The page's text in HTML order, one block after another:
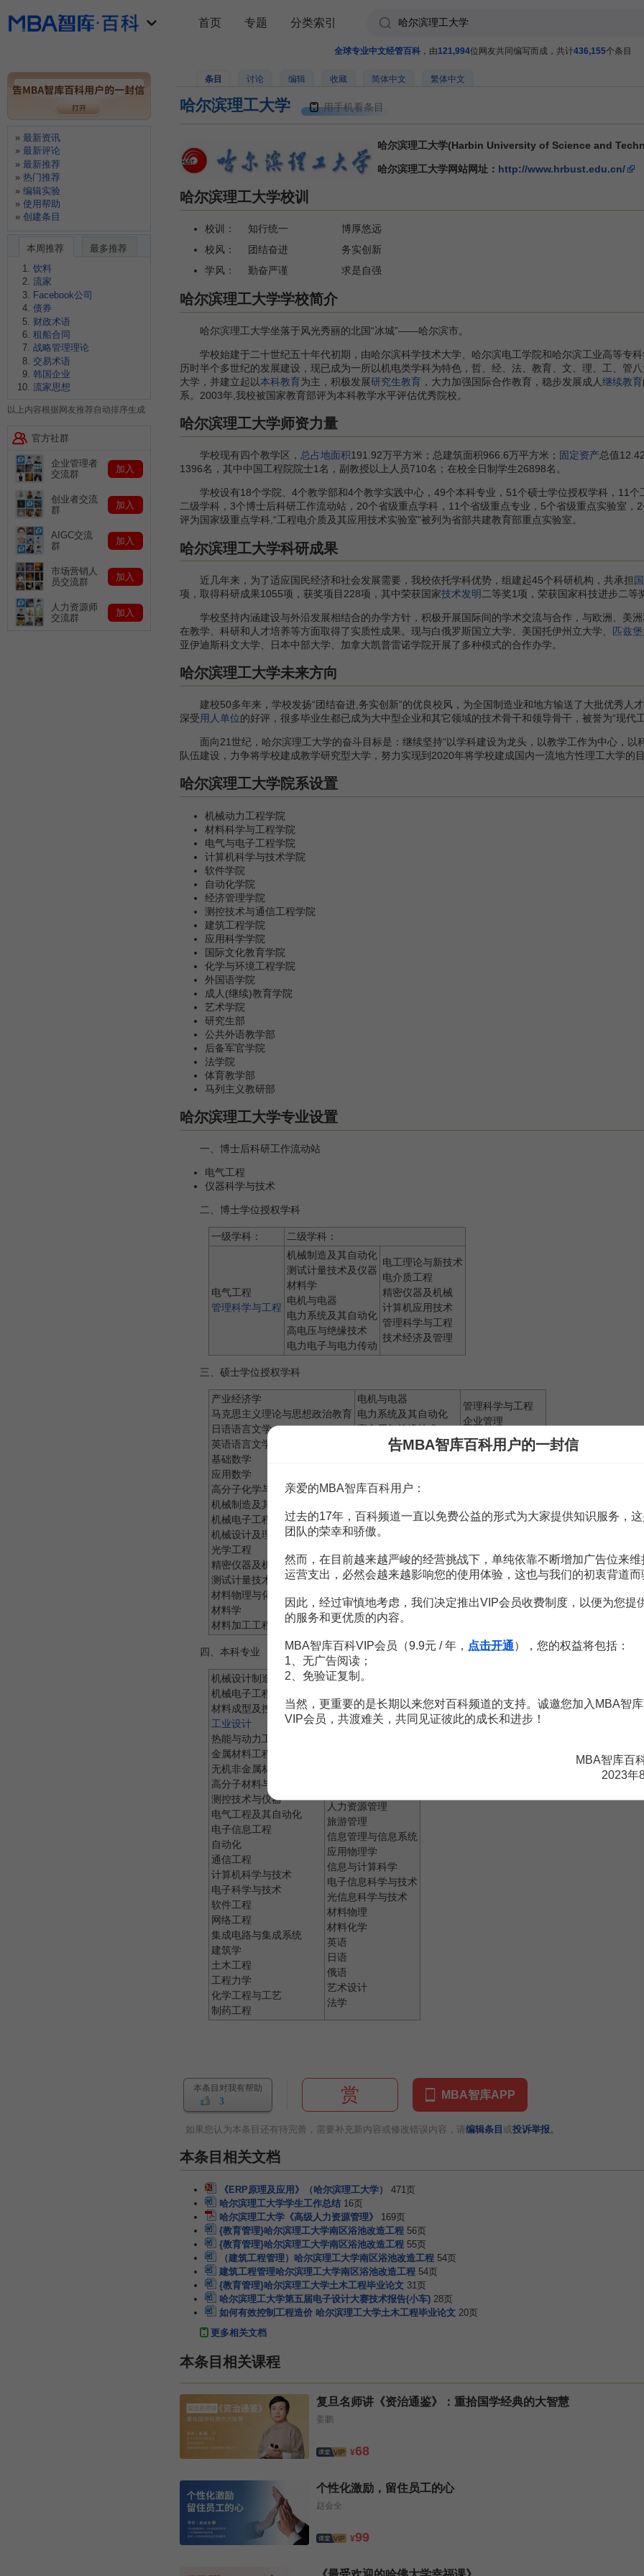
全球专业中文经管百科 ，由121,994位网友共同编写而成，共计436,155个条目
条目 讨论 编辑 收藏 简体中文 繁体中文
哈尔滨理工大学 用手机看条目
哈尔滨理工大学(Harbin University of Science and
哈尔滨理工大学网站网址： http://www.hrbust.edu.cn/
哈尔滨理工大学校训
校训： 知行统一 博厚悠远
校风： 团结奋进 务实创新
学风： 勤奋严谨 求是自强
哈尔滨理工大学学校简介
哈尔滨理工大学坐落于风光秀丽的北国“冰城”——哈尔滨市。
学校始建于二十世纪五十年代初期，由哈尔滨科学技术大学、哈尔滨电工学院和哈尔滨工业高等专科
历时半个多世纪的发展建设，现已成为一所以机电类学科为特色，哲、经、法、教育、文、理、工、管
大学，并建立起以本科教育为主，积极发展研究生教育 ，大力加强国际合作教育，稳步发展成人 继续教育
系。2003年,我校被国家教育部评为本科教学水平评估优秀院校。
哈尔滨理工大学师资力量
学校现有四个教学区， 总占地面积191.92万平方米；总建筑面积966.6万平方米； 固定资产总值
1396名，其中中国工程院院士1名，副教授以上人员710名；在校全日制学生26898名。
学校设有18个学院、4个教学部和4个教学实践中心，49个本科专业，51个硕士学位授权学科，11个
二级学科，3个博士后科研工作流动站，20个省级重点学科，11个省级重点专业，5个省级重点实验室，
评为国家级重点学科,“工程电介质及其应用技术实验室”被列为省部共建教育部重点实验室。
哈尔滨理工大学科研成果
近几年来，为了适应国民经济和社会发展需要，我校依托学科优势，组建起45个科研机构，共承担
项，取得科研成果1055项，获奖项目228项，其中荣获国家技术发明 二等奖1项，荣获国家科技进步二等
学校坚持内涵建设与外沿发展相结合的办学方针，积极开展国际间的学术交流与合作，与欧洲、美洲
在教学、科研和人才培养等方面取得了实质性成果。现与白俄罗斯国立大学、美国托伊州立大学、
匹兹
亚伊迪斯科文大学、日本中部大学、加拿大凯普雷诺学院开展了多种模式的合作办学。
哈尔滨理工大学未来方向
建校50多年来，学校发扬“团结奋进,务实创新”的优良校风，为全国制造业和地方输送了大批优秀人
深受用人单位的好评，很多毕业生都已成为大中型企业和其它领域的技术骨干和领导骨干，被誉为“现代工
面向21世纪，哈尔滨理工大学的奋斗目标是：继续坚持“以学科建设为龙头，以教学工作为中心，以
队伍建设，力争将学校建成教学研究型大学，努力实现到2020年将学校建成国内一流地方性理工大学的目
哈尔滨理工大学院系设置
机械动力工程学院
材料科学与工程学院
电气与电子工程学院
计算机科学与技术学院
软件学院
自动化学院
经济管理学院
测控技术与通信工程学院
建筑工程学院
应用科学学院
国际文化教育学院
化学与环境工程学院
外国语学院
成人(继续)教育学院
艺术学院
研究生部
公共外语教学部
后备军官学院
法学院
体育教学部
马列主义教研部
哈尔滨理工大学专业设置
一、博士后科研工作流动站
电气工程
仪器科学与技术
二、博士学位授权学科
一级学科： 二级学科：
电气工程
管理科学与工程
机械制造及其自动化
测试计量技术及仪器
材料学
电机与电器
电力系统及其自动化
高电压与绝缘技术
电力电子与电力传动
电工理论与新技术
电介质工程
精密仪器及机械
计算机应用技术
管理科学与工程
技术经济及管理
三、硕士学位授权学科
产业经济学
马克思主义理论与思想政治教育
日语语言文学
英语语言文学
基础数学
应用数学
高分子化学与物理
机械制造及其自动化
机械电子工程
机械设计及理论
光学工程
精密仪器及机械
测试计量技术及仪器
材料物理与化学
材料学
材料加工工程
电机与电器
电力系统及其自动化
高电压与绝缘技术
电介质工程
微电子学与固体电子学
信号与信息处理
控制理论与控制工程
系统工程
模式识别与智能系统
计算机软件与理论
计算机应用技术
应用化学
管理科学与工程
企业管理
技术经济与管理
科学技术哲学
车辆工程
化学工艺
安全技术及工程
会计学
四、本科专业
机械设计制造及其自动化
机械电子工程
材料成型及控制工程
工业设计
热能与动力工程
金属材料工程
无机非金属材料工程
高分子材料与工程
测控技术与仪器
电气工程及其自动化
电子信息工程
自动化
通信工程
计算机科学与技术
电子科学与技术
软件工程
网络工程
集成电路与集成系统
建筑学
土木工程
工程力学
化学工程与工艺
制药工程
安全工程
环境工程
经济学
人力资源管理
旅游管理
信息管理与信息系统
应用物理学
信息与计算科学
电子信息科学与技术
光信息科学与技术
材料物理
材料化学
英语
日语
俄语
艺术设计
法学
本条目对我有帮助
3 赏 MBA智库APP
如果您认为本条目还有待完善，需要补充新内容或修改错误内容，请 编辑条目 或投诉举报。
本条目相关文档
《ERP原理及应用》（哈尔滨理工大学）
471页
哈尔滨理工大学学生工作总结 16页
哈尔滨理工大学《高级人力资源管理》
169页
{教育管理}哈尔滨理工大学南区浴池改造工程 56页
{教育管理}哈尔滨理工大学南区浴池改造工程 55页
（建筑工程管理）哈尔滨理工大学南区浴池改造工程 54页
建筑工程管理哈尔滨理工大学南区浴池改造工程 54页
{教育管理}哈尔滨理工大学土木工程毕业论文 31页
哈尔滨理工大学第五届电子设计大赛技术报告(小车) 28页
如何有效控制工程造价 哈尔滨理工大学土木工程毕业论文 20页
更多相关文档
本条目相关课程
复旦名师讲《资治通鉴》：重拾国学经典的大智慧
姜鹏
¥68
个性化激励，留住员工的心
赵会全
¥99
首页 专题 分类索引
最新资讯
最新评论
最新推荐
热门推荐
编辑实验
使用帮助
创建条目
本周推荐
最多推荐
饮料
流家
Facebook公司
债券
财政术语
租船合同
战略管理理论
交易术语
韩国企业
流家思想
以上内容根据网友推荐自动排序生成
官方社群
企业管理者
交流群
加入
创业者交流
群
加入
AIGC交流
群
加入
市场营销人
员交流群
加入
人力资源师
交流群
加入
告MBA智库百科用户的一封信
亲爱的MBA智库百科用户：
过去的17年，百科频道一直以免费公益的形式为大家提供知识服务，
团队的荣幸和骄傲。
然而，在目前越来越严峻的经营挑战下，单纯依靠不断增加广告位来维
运营支出，必然会越来越影响您的使用体验，这也与我们的初衷背道而
因此，经过审慎地考虑，我们决定推出VIP会员收费制度，以便为您提
的服务和更优质的内容。
MBA智库百科VIP会员（9.9元 / 年， 点击开通），您的权益将包括：
1、无广告阅读；
2、免验证复制。
当然，更重要的是长期以来您对百科频道的支持。诚邀您加入MBA智
VIP会员，共渡难关，共同见证彼此的成长和进步！
MBA智库百
2023年